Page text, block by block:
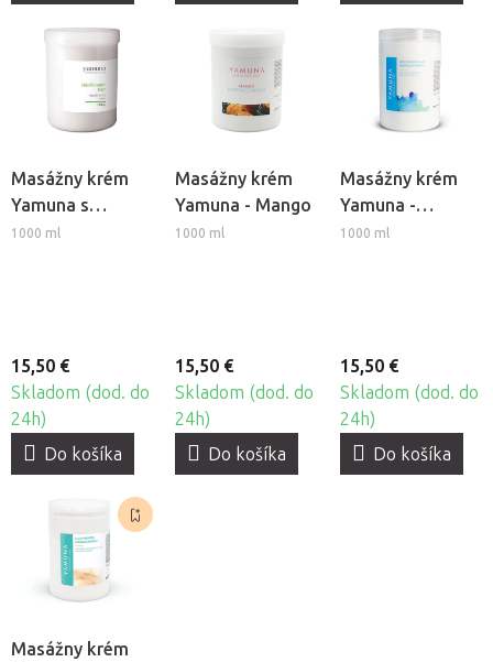
Masážny krém
Yamuna s
Hydrofil-nonion
1000 ml
15,50 €
Skladom (dod. do
24h)
Do košíka
Masážny krém
Yamuna - Mango
1000 ml
15,50 €
Skladom (dod. do
24h)
Do košíka
Masážny krém
Yamuna -
Hĺbkovo
1000 ml
15,50 €
Skladom (dod. do
24h)
Do košíka
Masážny krém